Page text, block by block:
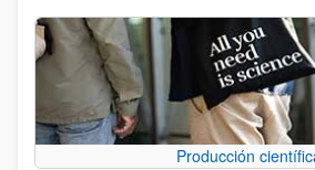
Producción